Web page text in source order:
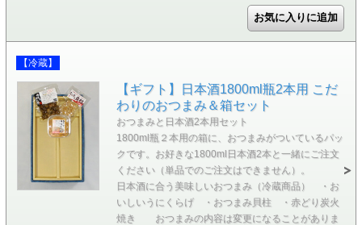
【冷蔵】
【ギフト】日本酒1800ml瓶2本用 こだ
わりのおつまみ＆箱セット
おつまみと日本酒2本用セット
1800ml瓶２本用の箱に、おつまみがついているパッ
クです。お好きな1800ml日本酒2本と一緒にご注文
ください（単品でのご注文はできません）。
日本酒に合う美味しいおつまみ（冷蔵商品） ・お
いしいうにくらげ ・おつまみ貝柱 ・赤どり炭火
焼き おつまみの内容は変更になることがありま